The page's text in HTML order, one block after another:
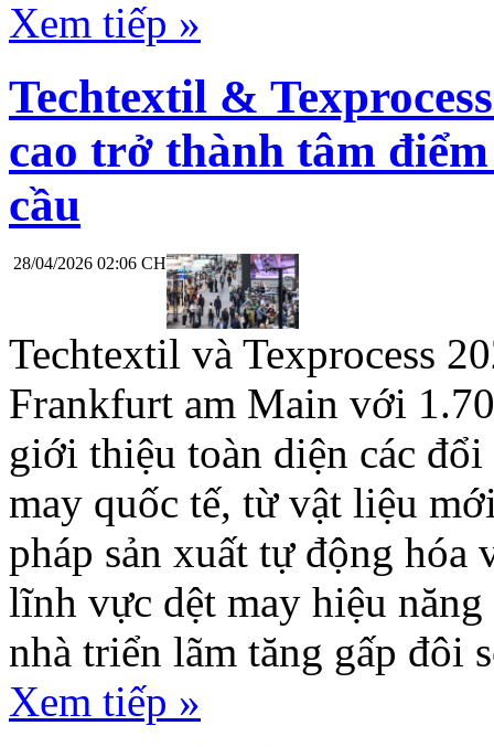
Xem tiếp »
Techtextil &
cao trở thành tâm
cầu
28/04/2026 02:06 CH
Techtextil và Texprocess
Frankfurt am Main với
giới thiệu toàn diện các
may quốc tế, từ vật liệu
pháp sản xuất tự động
lĩnh vực dệt may hiệu
nhà triển lãm tăng gấp đôi
Xem tiếp »